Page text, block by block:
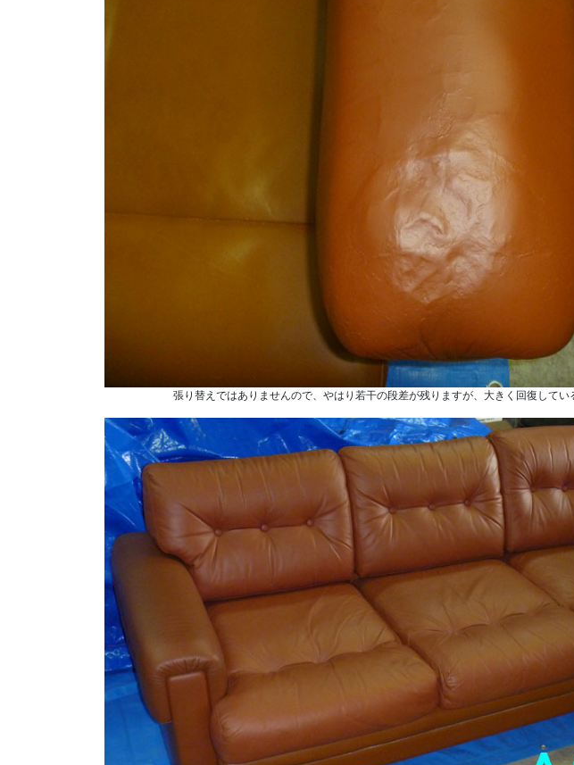
張り替えではありませんので、やはり若干の段差が残りますが、大きく回復して